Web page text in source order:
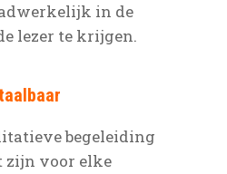
in de
lezer te krijgen.
begeleiding
zijn voor elke